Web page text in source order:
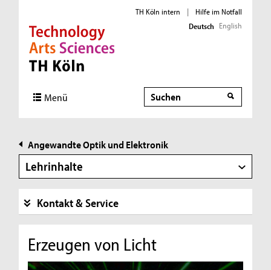
Direkt zur Hauptnavigation
Direkt zur Subnavigation
Direkt zum Inhalt
Direkt zum Fußbereich
TH Köln intern |
Hilfe im Notfall
Deutsch English
Menü Suche
Suche
Angewandte Optik und Elektronik
Lehrinhalte
Kontakt & Service
Erzeugen von Licht